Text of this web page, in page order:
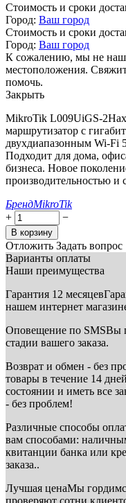
Стоимость и сроки
Город: Ваш город
Стоимость и сроки
Город: Ваш город
К сожалению, мы не
местоположения.
помочь.
Закрыть
MikroTik L009UiGS-
маршрутизатор с
двухдиапазонным Wi-Fi
Подходит для дома,
бизнеса. Новое
производительностью
БрендMikroTik
+
−
В корзину
Отложить Задать вопрос
Варианты оплаты
Наши преимущества
Гарантия 12 месяцев
нашем интернет
Оповещение по SMSВы
стадии вашего заказа.
Возврат и обмен - без
товары в течение 14
состоянии и иметь все
- без проблем!
Различные способы
вам способами:
квитанции банка или
заказа..
Лучшая ценаМы
проверяют сотни